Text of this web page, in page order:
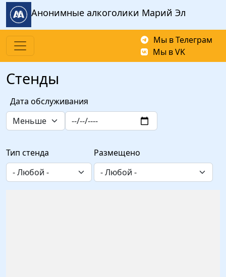
Перейти к основному содержанию
Анонимные алкоголики Марий Эл
Мы в Телеграм
Мы в VK
Стенды
Дата обслуживания
Оператор
Тип стенда Размещено